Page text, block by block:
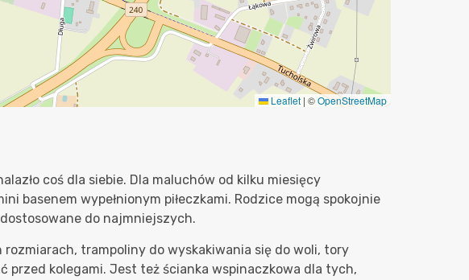
Leaflet | ©OpenStreetMap
coś dla siebie. Dla maluchów od kilku miesięcy
basenem wypełnionym piłeczkami. Rodzice mogą spokojnie
do najmniejszych.
trampoliny do wyskakiwania się do woli, tory
przed kolegami. Jest też ścianka wspinaczkowa dla tych,